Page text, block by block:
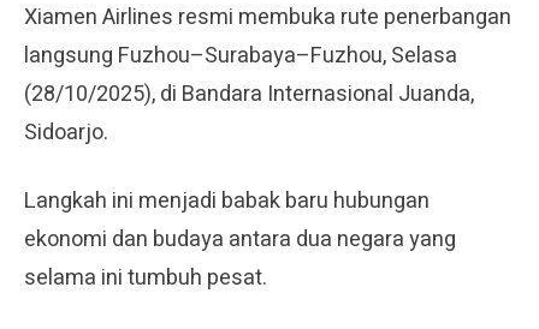
Xiamen Airlines resmi membuka rute penerbangan
langsung Fuzhou–Surabaya–Fuzhou, Selasa
(28/10/2025), di Bandara Internasional Juanda,
Sidoarjo.
Langkah ini menjadi babak baru hubungan
ekonomi dan budaya antara dua negara yang
selama ini tumbuh pesat.